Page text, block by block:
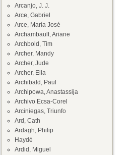
Arcanjo, J. J.
Arce, Gabriel
Arce, María José
Archambault, Ariane
Archbold, Tim
Archer, Mandy
Archer, Jude
Archer, Ella
Archibald, Paul
Archipowa, Anastassija
Archivo Ecsa-Corel
Arciniegas, Triunfo
Ard, Cath
Ardagh, Philip
Haydé
Ardid, Miguel